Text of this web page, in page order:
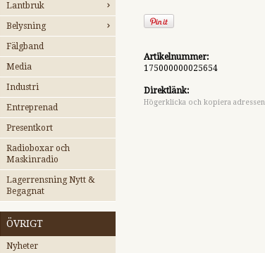
Lantbruk
Belysning
Fälgband
Media
Industri
Entreprenad
Presentkort
Radioboxar och
Maskinradio
Lagerrensning Nytt &
Begagnat
ÖVRIGT
Nyheter
Artikelnummer:
175000000025654
Direktlänk:
Högerklicka och kopiera adressen